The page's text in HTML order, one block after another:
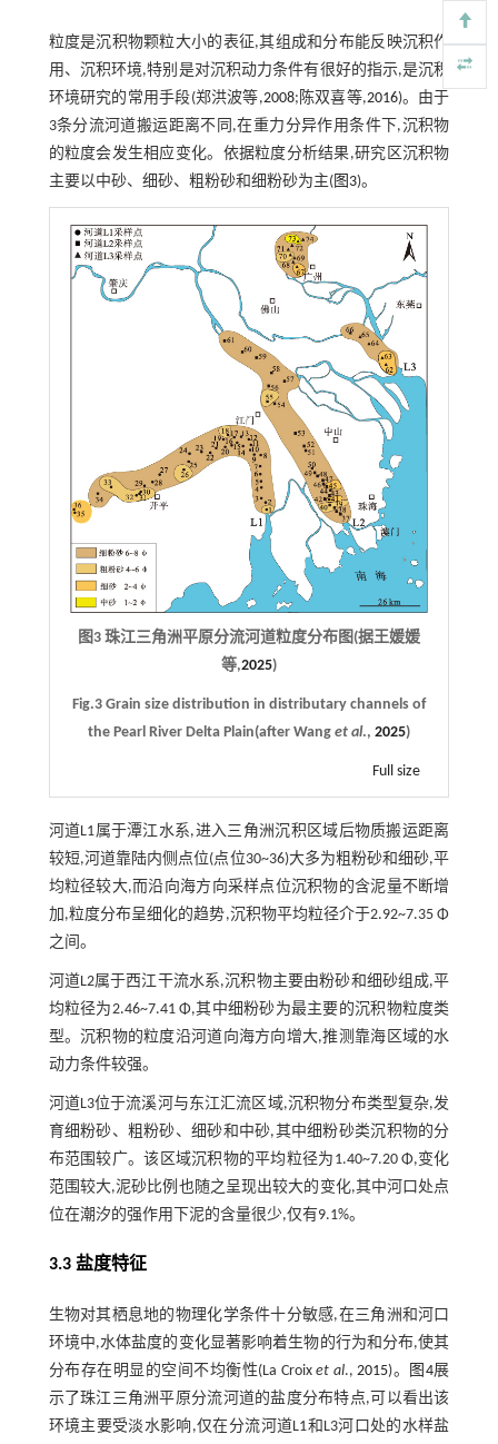
粒度是沉积物颗粒大小的表征,其组成和分布能反映沉积作
用、沉积环境,特别是对沉积动力条件有很好的指示,是沉积
环境研究的常用手段(郑洪波等,2008;陈双喜等,2016)。由于
3条分流河道搬运距离不同,在重力分异作用条件下,沉积物
的粒度会发生相应变化。依据粒度分析结果,研究区沉积物
主要以中砂、细砂、粗粉砂和细粉砂为主( 图3)。
图3 珠江三角洲平原分流河道粒度分布图(据王媛媛
等,2025)
Fig.3 Grain size distribution in distributary channels of
the Pearl River Delta Plain(after Wang et al., 2025)
Full size
河道L1属于潭江水系,进入三角洲沉积区域后物质搬运距离
较短,河道靠陆内侧点位(点位30~36)大多为粗粉砂和细砂,平
均粒径较大,而沿向海方向采样点位沉积物的含泥量不断增
加,粒度分布呈细化的趋势,沉积物平均粒径介于2.92~7.35 Φ
之间。
河道L2属于西江干流水系,沉积物主要由粉砂和细砂组成,平
均粒径为2.46~7.41 Φ,其中细粉砂为最主要的沉积物粒度类
型。沉积物的粒度沿河道向海方向增大,推测靠海区域的水
动力条件较强。
河道L3位于流溪河与东江汇流区域,沉积物分布类型复杂,发
育细粉砂、粗粉砂、细砂和中砂,其中细粉砂类沉积物的分
布范围较广。该区域沉积物的平均粒径为1.40~7.20 Φ,变化
范围较大,泥砂比例也随之呈现出较大的变化,其中河口处点
位在潮汐的强作用下泥的含量很少,仅有9.1%。
3.3 盐度特征
生物对其栖息地的物理化学条件十分敏感,在三角洲和河口
环境中,水体盐度的变化显著影响着生物的行为和分布,使其
分布存在明显的空间不均衡性(La Croixet al.,2015)。 图4展
示了珠江三角洲平原分流河道的盐度分布特点,可以看出该
环境主要受淡水影响,仅在分流河道L1和L3河口处的水样盐